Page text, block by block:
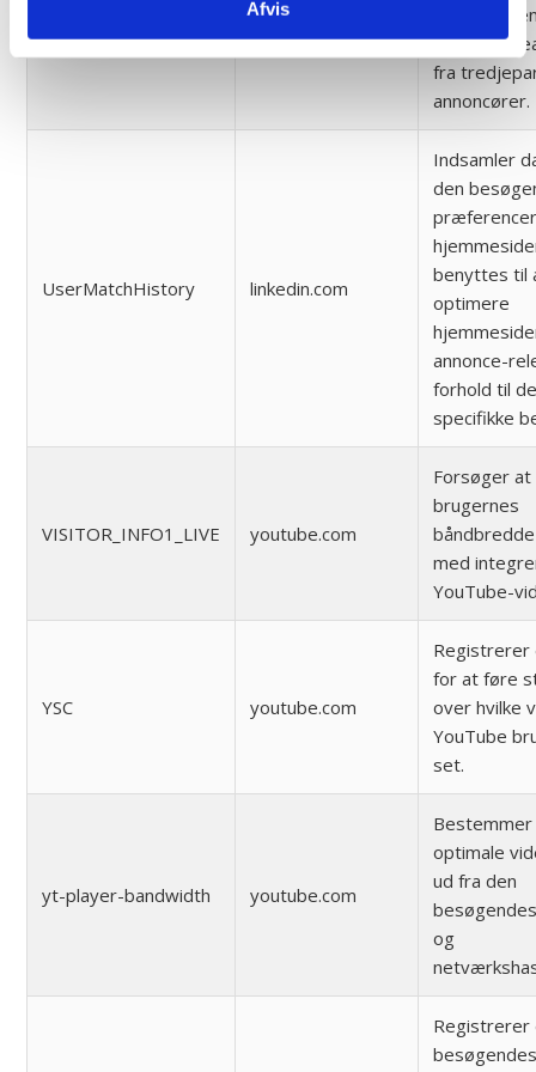
Afvis
reklame-
herunder
fra
annoncører.
UserMatchHistory linkedin.com
Indsamler
den
benyttes til
optimere
annonce-
forhold til
specifikke
VISITOR_INFO1_LIVE youtube.com
Forsøger
brugernes
med
YouTube-
YSC youtube.com
Registrerer
for at føre
over hvilke
YouTube
set.
yt-player-bandwidth youtube.com
optimale
ud fra den
og
Registrerer